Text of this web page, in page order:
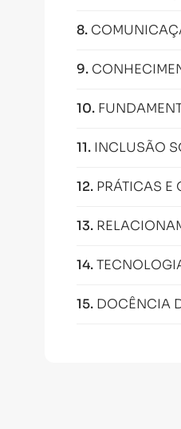
8.
9.
10.
11. INCLUSÃO
12. PRÁTICAS
13.
14.
15. DOCÊNCIA